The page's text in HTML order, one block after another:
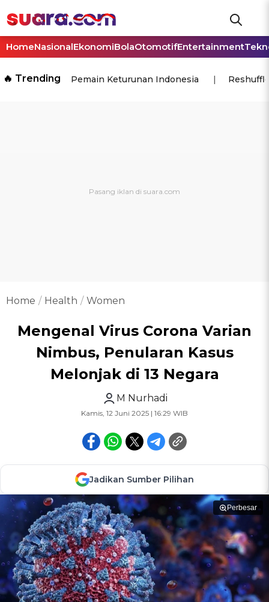
HomeNasionalEkonomiBolaOtomotifEntertainment
🔥 Trending Pemain Keturunan Indonesia
Home Health Women
Mengenal Virus Corona Varian
Nimbus, Penularan Kasus
Melonjak di 13 Negara
M Nurhadi
Kamis, 12 Juni 2025 | 16:29 WIB
Jadikan Sumber Pilihan
Perbesar